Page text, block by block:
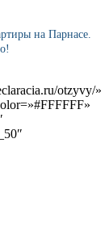
на Парнасе.
otzyvy/»